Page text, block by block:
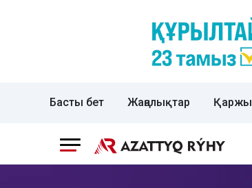
Басты бет Жаңалықтар Қаржы